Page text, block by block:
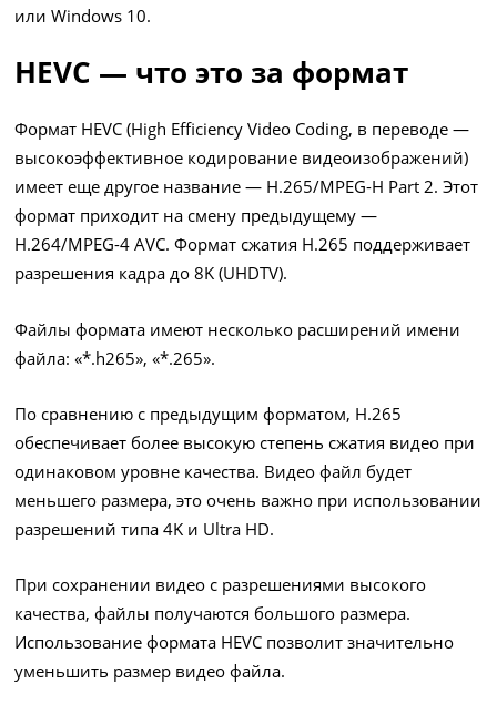
или Windows 10.
HEVC — что это за формат
Формат HEVC (High Efficiency Video Coding, в переводе —
высокоэффективное кодирование видеоизображений)
имеет еще другое название — H.265/MPEG-H Part 2. Этот
формат приходит на смену предыдущему —
H.264/MPEG-4 AVC. Формат сжатия H.265 поддерживает
разрешения кадра до 8K (UHDTV).
Файлы формата имеют несколько расширений имени
файла: «*.h265», «*.265».
По сравнению с предыдущим форматом, H.265
обеспечивает более высокую степень сжатия видео при
одинаковом уровне качества. Видео файл будет
меньшего размера, это очень важно при использовании
разрешений типа 4K и Ultra HD.
При сохранении видео с разрешениями высокого
качества, файлы получаются большого размера.
Использование формата HEVC позволит значительно
уменьшить размер видео файла.